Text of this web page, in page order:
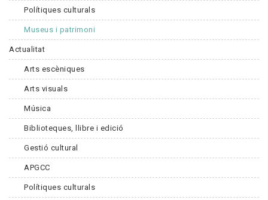
Polítiques culturals
Museus i patrimoni
Actualitat
Arts escèniques
Arts visuals
Música
Biblioteques, llibre i edició
Gestió cultural
APGCC
Polítiques culturals